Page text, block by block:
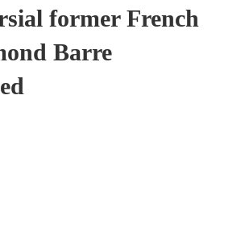
former French
Barre